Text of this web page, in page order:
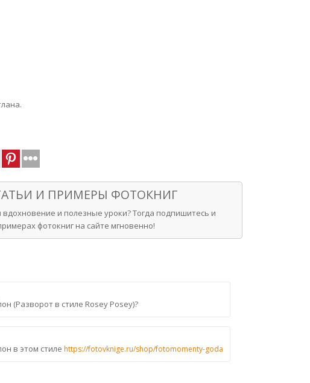
И ПРИМЕРЫ ФОТОКНИГ
и полезные уроки? Тогда подпишитесь и
фотокниг на сайте мгновенно!
(Разворот в стиле Rosey Posey)?
в этом стиле https://fotovknige.ru/shop/fotomomenty-goda